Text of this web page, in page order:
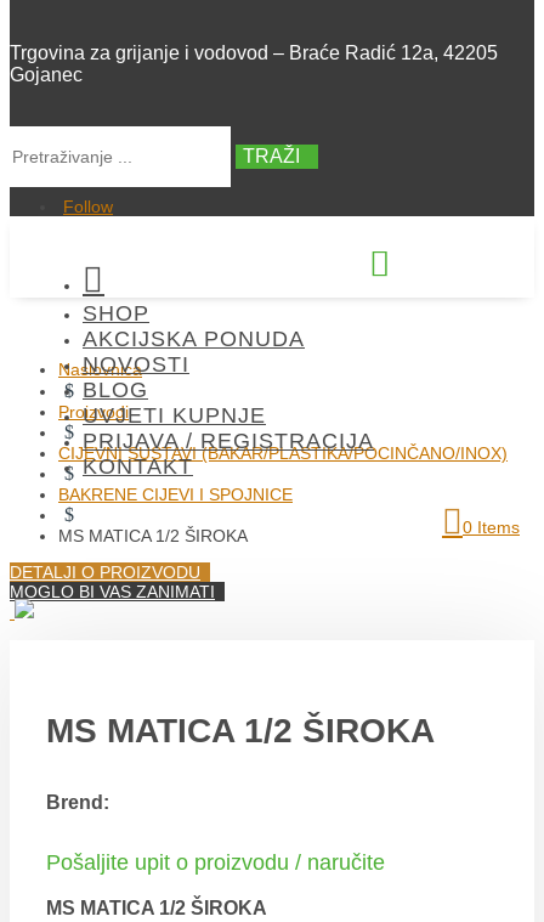
Trgovina za grijanje i vodovod – Braće Radić 12a, 42205
Gojanec
TRAŽI
Follow


SHOP
AKCIJSKA PONUDA
NOVOSTI
BLOG
UVJETI KUPNJE
PRIJAVA / REGISTRACIJA
KONTAKT
0 Items
Naslovnica
$
Proizvodi
$
CIJEVNI SUSTAVI (BAKAR/PLASTIKA/POCINČANO/INOX)
$
BAKRENE CIJEVI I SPOJNICE
$
MS MATICA 1/2 ŠIROKA
DETALJI O PROIZVODU
MOGLO BI VAS ZANIMATI
MS MATICA 1/2 ŠIROKA
Brend:
Pošaljite upit o proizvodu / naručite
MS MATICA 1/2 ŠIROKA